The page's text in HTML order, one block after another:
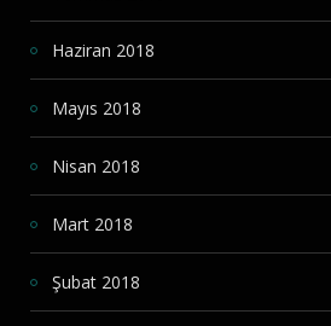
Haziran 2018
Mayıs 2018
Nisan 2018
Mart 2018
Şubat 2018